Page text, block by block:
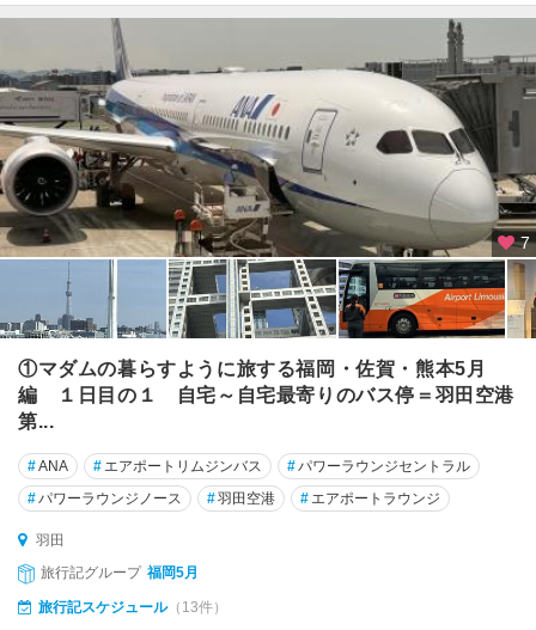
7
①マダムの暮らすように旅する福岡・佐賀・熊本5月
編 １日目の１ 自宅～自宅最寄りのバス停＝羽田空港
第...
#ANA # エアポートリムジンバス #パワーラウンジセントラル
#パワーラウンジノース #羽田空港 # エアポートラウンジ
羽田
旅行記グループ 福岡5月
旅行記スケジュール（13件）